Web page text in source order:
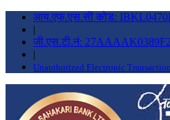
आय.एफ.एस.सी कोड:
|
जी.एस.टी.नं:
|
Unauthorized Electronic